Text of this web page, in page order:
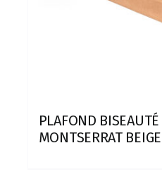
PLAFOND
MONTSERRAT BEIGE